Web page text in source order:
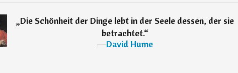
„Die Schönheit der Dinge lebt in der Seele dessen, der sie
betrachtet.“
―David Hume